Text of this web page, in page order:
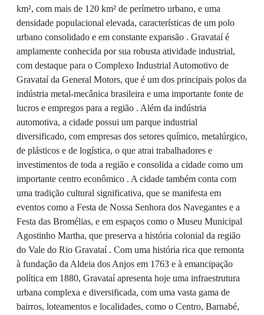
km², com mais de 120 km² de perímetro urbano, e uma
densidade populacional elevada, características de um polo
urbano consolidado e em constante expansão . Gravataí é
amplamente conhecida por sua robusta atividade industrial,
com destaque para o Complexo Industrial Automotivo de
Gravataí da General Motors, que é um dos principais polos da
indústria metal-mecânica brasileira e uma importante fonte de
lucros e empregos para a região . Além da indústria
automotiva, a cidade possui um parque industrial
diversificado, com empresas dos setores químico, metalúrgico,
de plásticos e de logística, o que atrai trabalhadores e
investimentos de toda a região e consolida a cidade como um
importante centro econômico . A cidade também conta com
uma tradição cultural significativa, que se manifesta em
eventos como a Festa de Nossa Senhora dos Navegantes e a
Festa das Bromélias, e em espaços como o Museu Municipal
Agostinho Martha, que preserva a história colonial da região
do Vale do Rio Gravataí . Com uma história rica que remonta
à fundação da Aldeia dos Anjos em 1763 e à emancipação
política em 1880, Gravataí apresenta hoje uma infraestrutura
urbana complexa e diversificada, com uma vasta gama de
bairros, loteamentos e localidades, como o Centro, Barnabé,